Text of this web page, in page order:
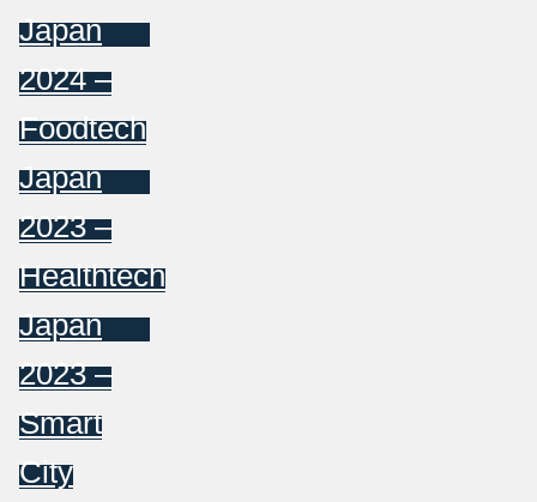
Japan
2024 –
Foodtech
Japan
2023 –
Healthtech
Japan
2023 –
Smart
City